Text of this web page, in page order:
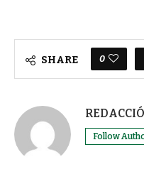
SHARE 0
Follow